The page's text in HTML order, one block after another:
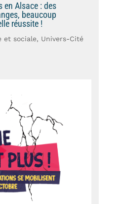
en Alsace : des
beaucoup
réussite !
et sociale, Univers-Cité